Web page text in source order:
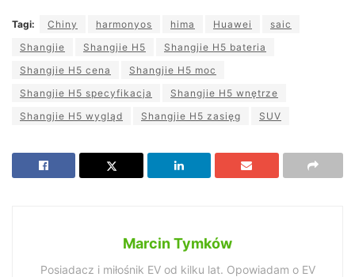
Tagi: Chiny harmonyos hima Huawei
saic
Shangjie
Shangjie H5
Shangjie H5 bateria
Shangjie H5 cena
Shangjie H5 moc
Shangjie H5 specyfikacja
Shangjie H5 wnętrze
Shangjie H5 wygląd
Shangjie H5 zasięg SUV
Marcin Tymków
Posiadacz i miłośnik EV od kilku lat. Opowiadam o EV